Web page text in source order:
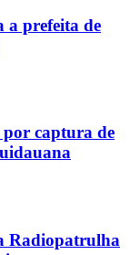
a prefeita de
por captura de
Radiopatrulha